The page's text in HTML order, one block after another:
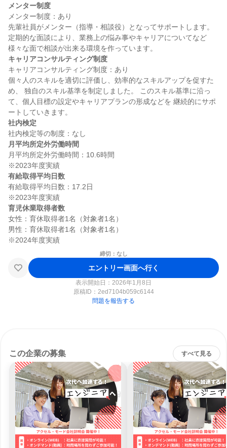
メンター制度
メンター制度：あり
先輩社員がメンター（指導・相談役）となってサポートします。
定期的な面談により、業務上の悩み事やキャリアについてなど
キャリアコンサルティング制度
キャリアコンサルティング制度：あり
個々人のスキルを適切に評価し、効率的なスキルアップを促すた
め、 独自のスキル基準を制定しました。 このスキル基準に沿っ
て、個人目標の設定やキャリアプランの形成などを 継続的にサポ
社内検定
月平均所定外労働時間
月平均所定外労働時間：10.6時間
有給取得平均日数
有給取得平均日数：17.2日
育児休業取得者数
女性：育休取得者1名（対象者1名）
男性：育休取得者1名（対象者1名）
締切：なし
エントリー画面へ行く
表示開始日：2026年1月8日
原稿ID： 2ed7104b059c6144
問題を報告する
この企業の募集 すべて見る